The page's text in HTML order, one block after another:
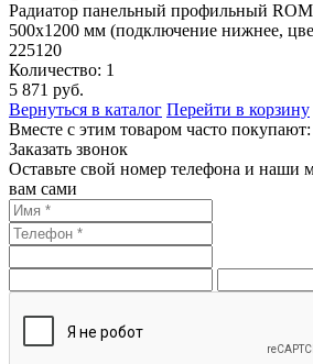
Радиатор панельный профильный
500x1200 мм (подключение нижнее,
225120
Количество: 1
5 871 руб.
Вернуться в каталог Перейти в корзину
Вместе с этим товаром часто покупают:
Заказать звонок
Оставьте свой номер телефона и наши
вам сами